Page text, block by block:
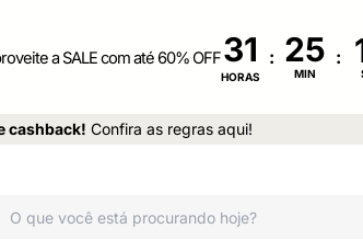
a SALE com até 60% OFF31
HORAS
:
MIN
:
cashback! Confira as regras aqui!